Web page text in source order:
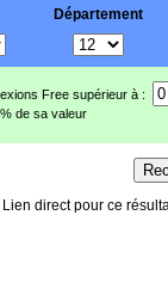
Département
Free supérieur à :
de sa valeur
Lien direct pour ce